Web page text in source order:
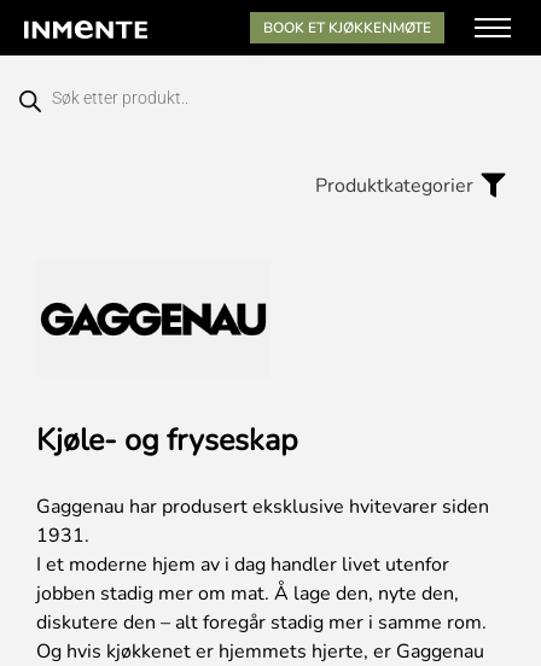
BOOK ET KJØKKENMØTE
Produktkategorier
Kjøle- og fryseskap
Gaggenau har produsert eksklusive hvitevarer siden
1931.
I et moderne hjem av i dag handler livet utenfor
jobben stadig mer om mat. Å lage den, nyte den,
diskutere den – alt foregår stadig mer i samme rom.
Og hvis kjøkkenet er hjemmets hjerte, er Gaggenau